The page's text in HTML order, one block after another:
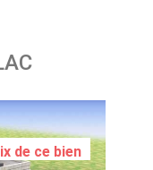
de ce bien